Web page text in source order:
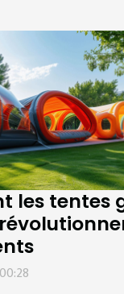
les tentes